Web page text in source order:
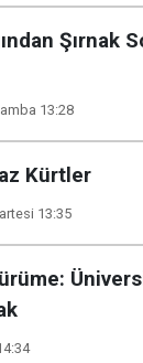
Şırnak
13:28
Kürtler
13:35